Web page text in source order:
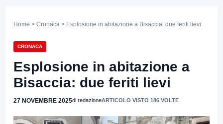
Home > Cronaca > Esplosione in abitazione a Bisaccia: due feriti lievi
CRONACA
Esplosione in abitazione a
Bisaccia: due feriti lievi
27 NOVEMBRE 2025di redazioneARTICOLO VISTO 186 VOLTE